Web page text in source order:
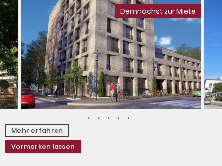
Demnächst zur Miete
Mehr erfahren
Vormerken lassen